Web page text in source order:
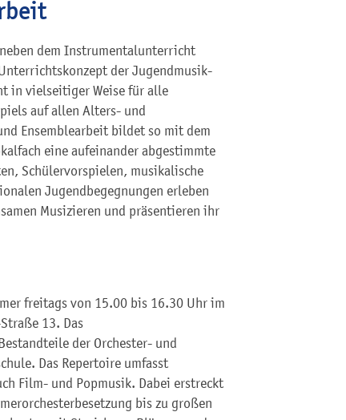
dem Instrumentalunterricht
der Jugendmusik-
in vielseitiger Weise für alle
auf allen Alters- und
Ensemblearbeit bildet so mit dem
eine aufeinander abgestimmte
Schülervorspielen, musikalische
Jugendbegegnungen erleben
Musizieren und präsentieren ihr
freitags von 15.00 bis 16.30 Uhr im
13. Das
der Orchester- und
Das Repertoire umfasst
Film- und Popmusik. Dabei erstreckt
bis zu großen